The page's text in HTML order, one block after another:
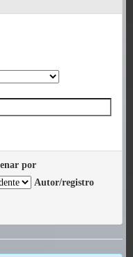
por
Autor/registro